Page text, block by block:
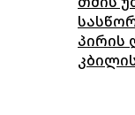
პირის